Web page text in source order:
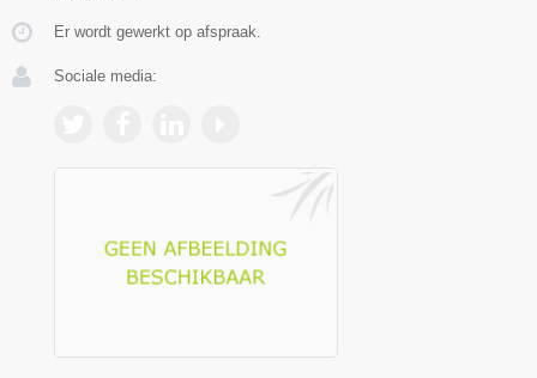
Er wordt gewerkt op afspraak.
Sociale media: